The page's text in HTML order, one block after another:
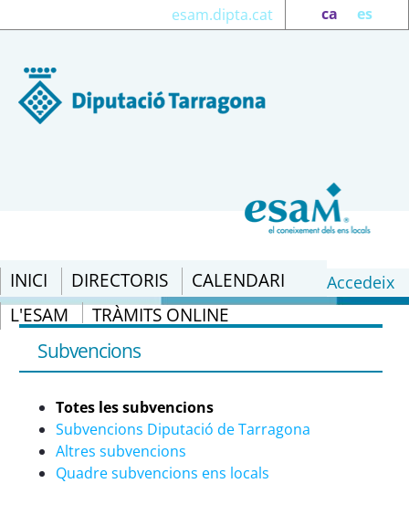
ca es
esam.dipta.cat
INICI DIRECTORIS
CALENDARI
L'ESAM
TRÀMITS ONLINE
Accedeix
Totes les subvencions - eSAM
Subvencions
Totes les subvencions
Subvencions Diputació de Tarragona
Altres subvencions
Quadre subvencions ens locals